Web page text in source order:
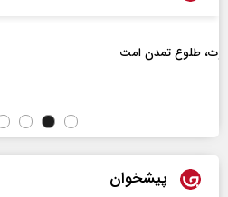
سازمان ملل
پیشخوان